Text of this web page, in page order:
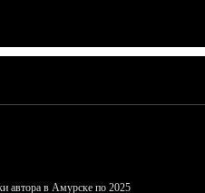
автора в Амурске по 2025